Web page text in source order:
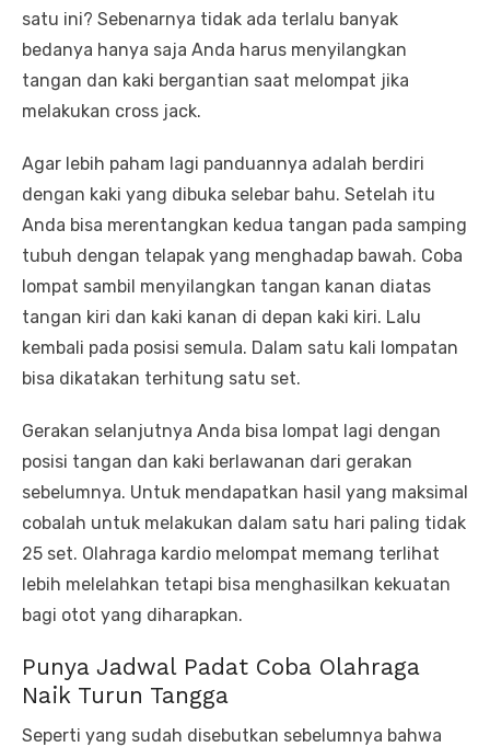
satu ini? Sebenarnya tidak ada terlalu banyak
bedanya hanya saja Anda harus menyilangkan
tangan dan kaki bergantian saat melompat jika
melakukan cross jack.
Agar lebih paham lagi panduannya adalah berdiri
dengan kaki yang dibuka selebar bahu. Setelah itu
Anda bisa merentangkan kedua tangan pada samping
tubuh dengan telapak yang menghadap bawah. Coba
lompat sambil menyilangkan tangan kanan diatas
tangan kiri dan kaki kanan di depan kaki kiri. Lalu
kembali pada posisi semula. Dalam satu kali lompatan
bisa dikatakan terhitung satu set.
Gerakan selanjutnya Anda bisa lompat lagi dengan
posisi tangan dan kaki berlawanan dari gerakan
sebelumnya. Untuk mendapatkan hasil yang maksimal
cobalah untuk melakukan dalam satu hari paling tidak
25 set. Olahraga kardio melompat memang terlihat
lebih melelahkan tetapi bisa menghasilkan kekuatan
bagi otot yang diharapkan.
Punya Jadwal Padat Coba Olahraga
Naik Turun Tangga
Seperti yang sudah disebutkan sebelumnya bahwa